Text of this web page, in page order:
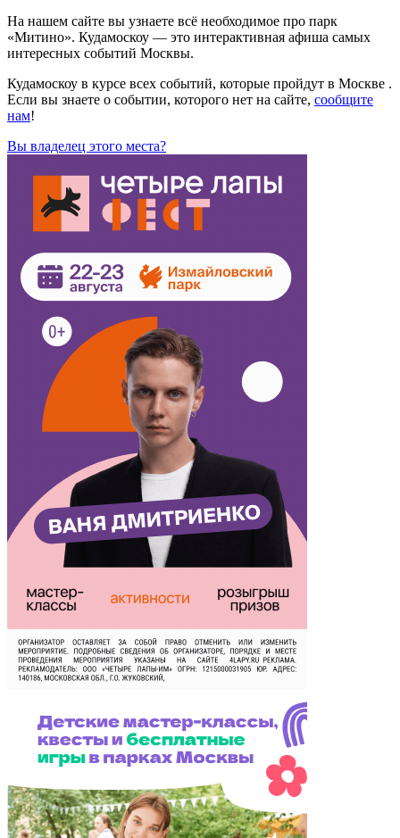
На нашем сайте вы узнаете всё необходимое про парк
«Митино». Кудамоскоу — это интерактивная афиша самых
интересных событий Москвы.
Кудамоскоу в курсе всех событий, которые пройдут в Москве .
Если вы знаете о событии, которого нет на сайте, сообщите
нам!
Вы владелец этого места?